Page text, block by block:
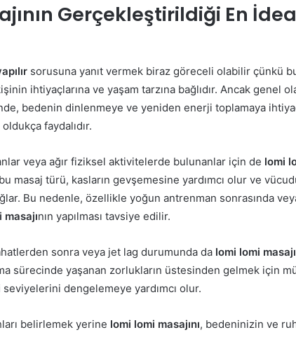
Gerçekleştirildiği En
sorusuna yanıt vermek biraz göreceli olabilir çünkü
ihtiyaçlarına ve yaşam tarzına bağlıdır. Ancak genel
bedenin dinlenmeye ve yeniden enerji toplamaya
faydalıdır.
veya ağır fiziksel aktivitelerde bulunanlar için de lomi
masaj türü, kasların gevşemesine yardımcı olur ve
Bu nedenle, özellikle yoğun antrenman sonrasında
masajının yapılması tavsiye edilir.
sonra veya jet lag durumunda da lomi lomi masajı
sürecinde yaşanan zorlukların üstesinden gelmek için
dengelemeye yardımcı olur.
belirlemek yerine lomi lomi masajını, bedeninizin ve